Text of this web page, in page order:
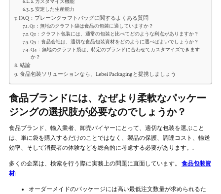
2. カスタマイズ機能
3. 安定した生産能力
FAQ：プレーンクラフトバッグに関するよくある質問
Q1：無地のクラフト袋は食品の包装に適していますか？
Q2：クラフト包装には、通常の包装と比べてどのような利点がありますか？
Q3：食品会社は、適切な食品包装資材をどのように選べばよいでしょうか？
Q4：無地のクラフト袋は、特定のブランドに合わせてカスタマイズできます
か？
結論
食品包装ソリューションなら、Lebei Packagingと提携しましょう
食品ブランドには、なぜより柔軟なパッケー
ジングの選択肢が必要なのでしょうか？
食品ブランド、輸入業者、卸売バイヤーにとって、適切な包装を選ぶこと
は、単に袋を購入するだけのことではなく、製品の保護、調達コスト、輸送
効率、そして消費者の体験などを総合的に考慮する必要があります。.
多くの企業は、検索を行う際に実務上の問題に直面しています。 食品包装資
材:
オーダーメイドのパッケージには高い最低注文数量が求められるた